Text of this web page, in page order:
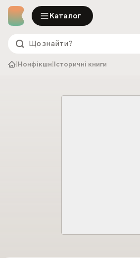
Каталог
Нонфікшн Історичні книги